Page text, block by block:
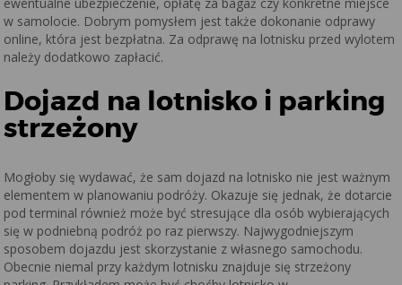
w samolocie. Dobrym pomysłem jest także dokonanie odprawy
online, która jest bezpłatna. Za odprawę na lotnisku przed wylotem
należy dodatkowo zapłacić.
Dojazd na lotnisko i parking
strzeżony
Mogłoby się wydawać, że sam dojazd na lotnisko nie jest ważnym
elementem w planowaniu podróży. Okazuje się jednak, że dotarcie
pod terminal również może być stresujące dla osób wybierających
się w podniebną podróż po raz pierwszy. Najwygodniejszym
sposobem dojazdu jest skorzystanie z własnego samochodu.
Obecnie niemal przy każdym lotnisku znajduje się strzeżony